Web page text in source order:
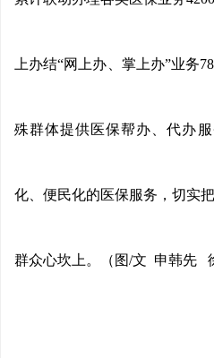
上办结“网上办、掌上办”业务
殊群体提供医保帮办、代办
化、便民化的医保服务，切实
群众心坎上。（图/文 申韩先